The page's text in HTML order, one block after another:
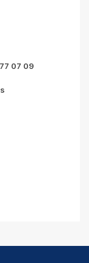
07 09